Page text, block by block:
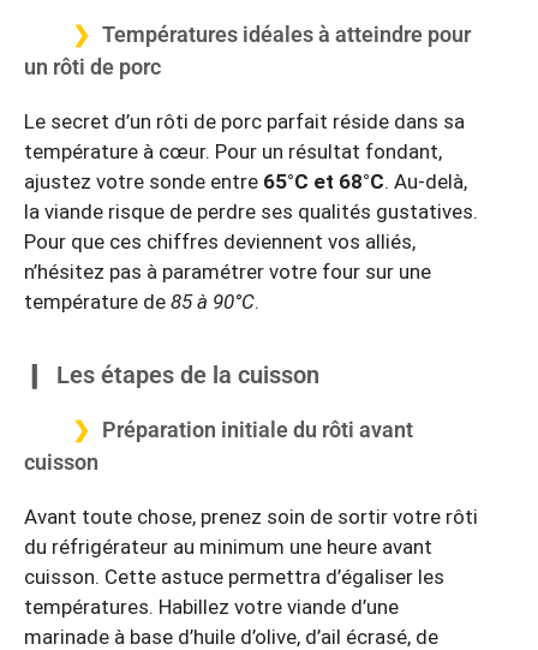
Températures idéales à atteindre pour
un rôti de porc
Le secret d’un rôti de porc parfait réside dans sa
température à cœur. Pour un résultat fondant,
ajustez votre sonde entre 65°C et 68°C. Au-delà,
la viande risque de perdre ses qualités gustatives.
Pour que ces chiffres deviennent vos alliés,
n’hésitez pas à paramétrer votre four sur une
température de 85 à 90°C.
Les étapes de la cuisson
Préparation initiale du rôti avant
cuisson
Avant toute chose, prenez soin de sortir votre rôti
du réfrigérateur au minimum une heure avant
cuisson. Cette astuce permettra d’égaliser les
températures. Habillez votre viande d’une
marinade à base d’huile d’olive, d’ail écrasé, de